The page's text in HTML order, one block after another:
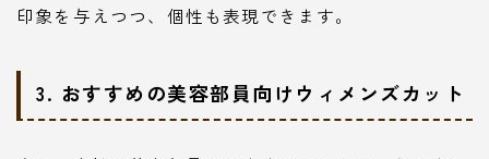
印象を与えつつ、個性も表現できます。
3. おすすめの美容部員向けウィメンズカット